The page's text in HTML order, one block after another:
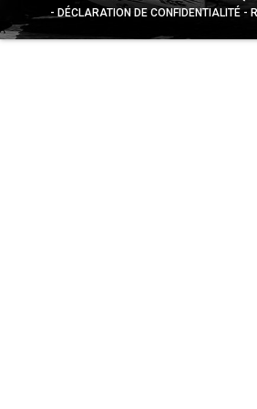
DÉCLARATION DE CONFIDENTIALITÉ